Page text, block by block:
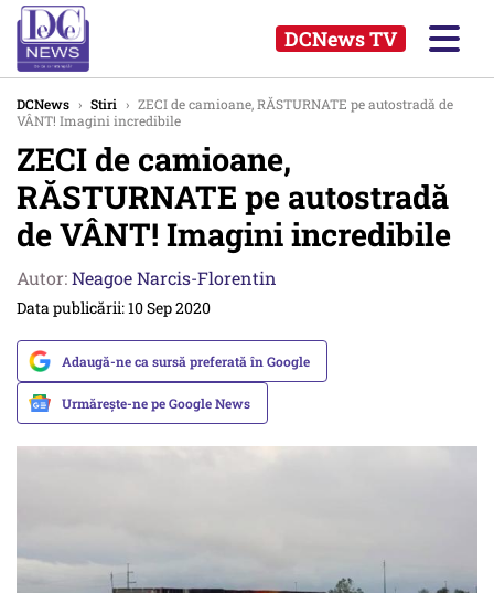
DCNews TV
DCNews › Stiri › ZECI de camioane, RĂSTURNATE pe autostradă de
VÂNT! Imagini incredibile
ZECI de camioane,
RĂSTURNATE pe autostradă
de VÂNT! Imagini incredibile
Autor:Neagoe Narcis-Florentin
Data publicării: 10 Sep 2020
Adaugă-ne ca sursă preferată în Google
Urmărește-ne pe Google News